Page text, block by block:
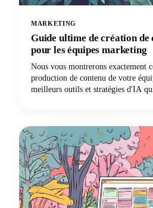
MARKETING
Guide ultime de création
pour les équipes marketing
Nous vous montrerons exactement
production de contenu de votre
meilleurs outils et stratégies d'IA
révolutionner votre processus de